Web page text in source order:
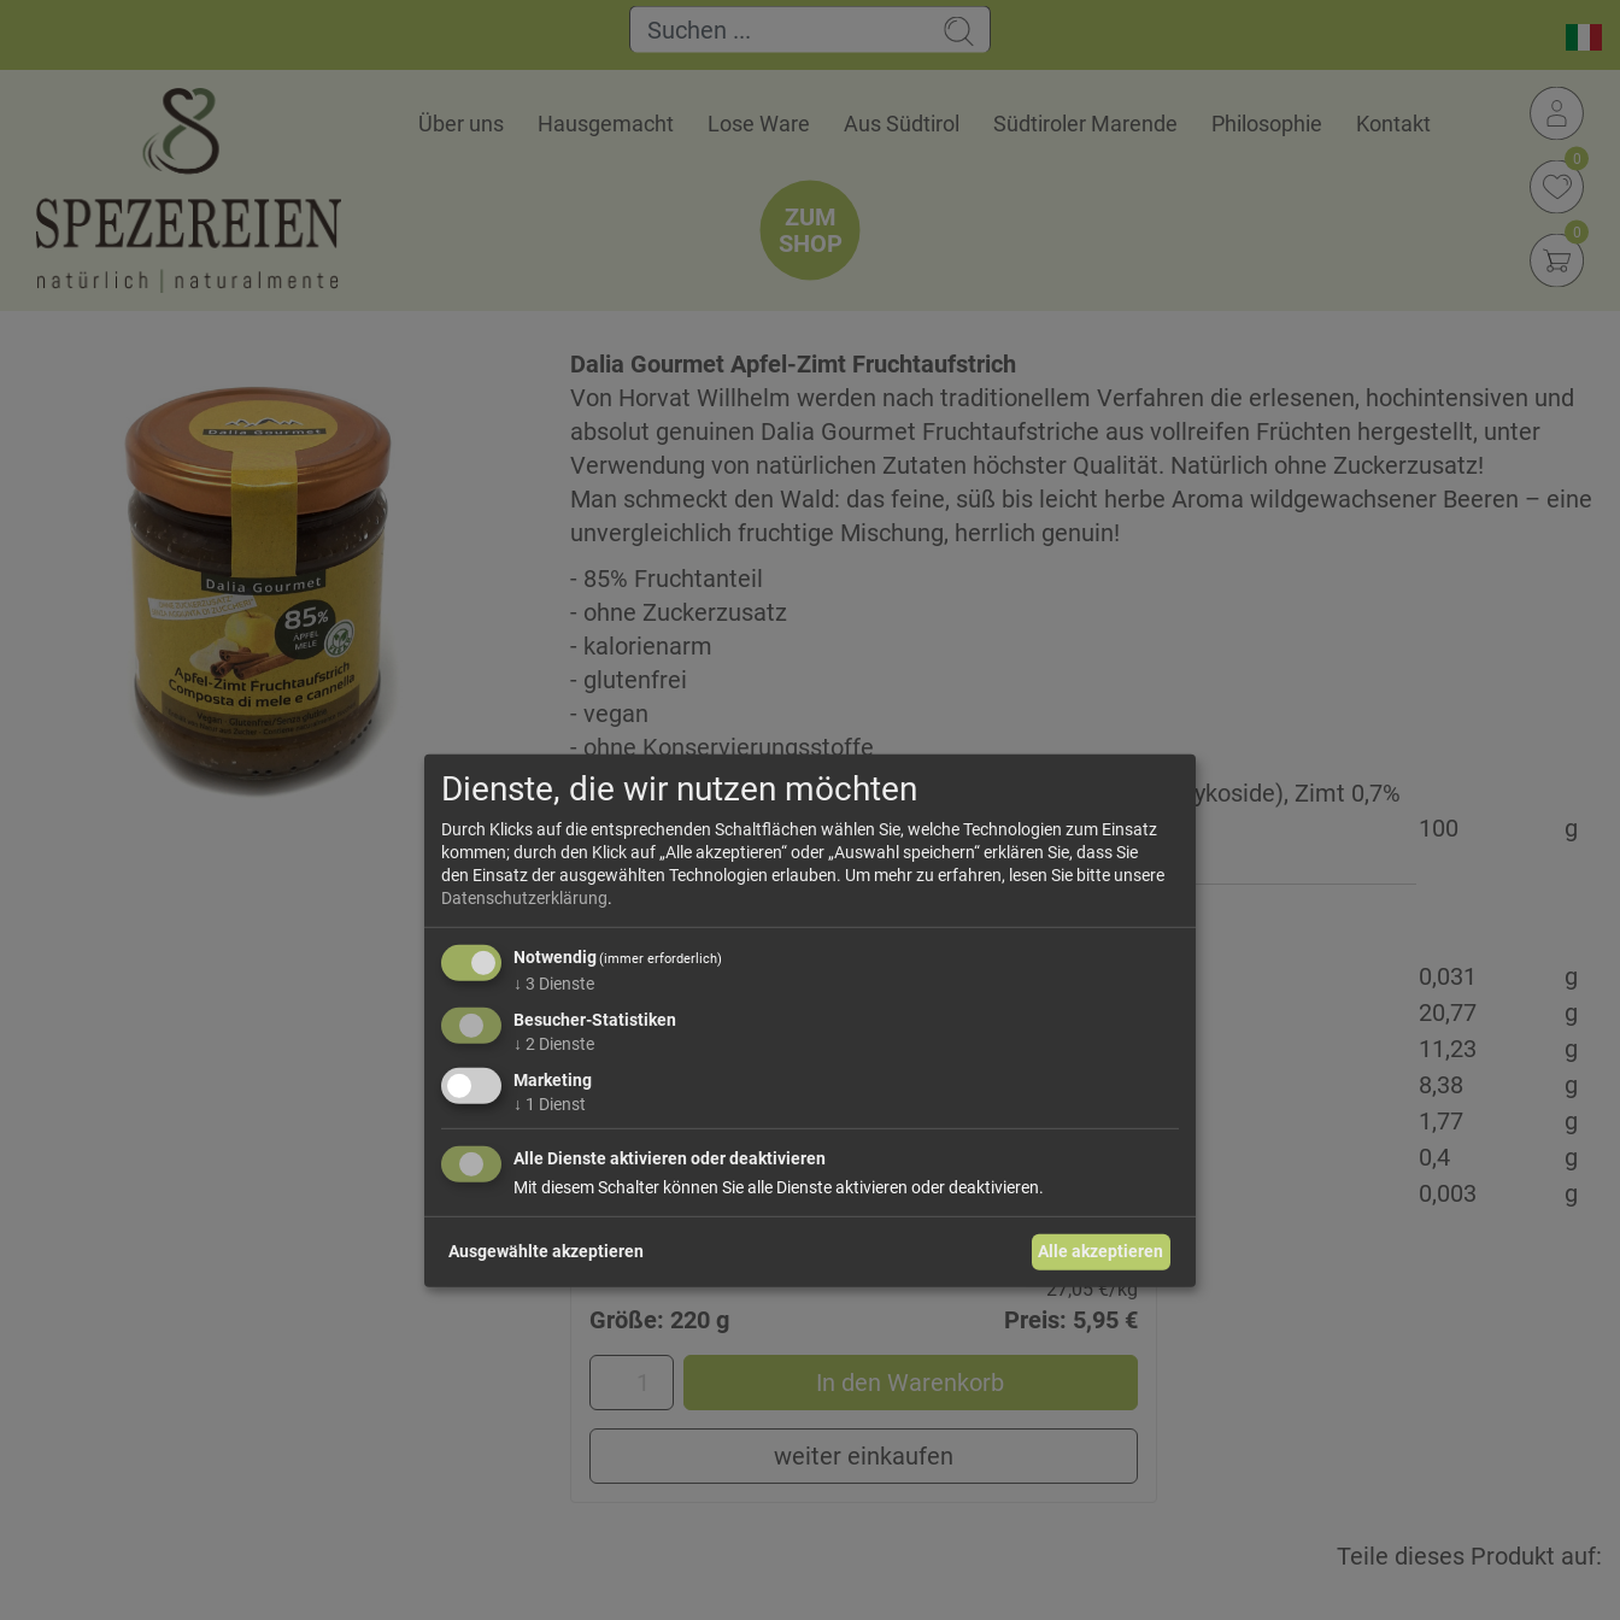
Über uns Hausgemacht Lose Ware Aus Südtirol Südtiroler Marende Philosophie Kontakt
0
0
ZUM
SHOP
Dalia Gourmet Apfel-Zimt Fruchtaufstrich
Von Horvat Willhelm werden nach traditionellem Verfahren die erlesenen, hochintensiven und
absolut genuinen Dalia Gourmet Fruchtaufstriche aus vollreifen Früchten hergestellt, unter
Verwendung von natürlichen Zutaten höchster Qualität. Natürlich ohne Zuckerzusatz!
Man schmeckt den Wald: das feine, süß bis leicht herbe Aroma wildgewachsener Beeren – eine
unvergleichlich fruchtige Mischung, herrlich genuin!
- 85% Fruchtanteil
- ohne Zuckerzusatz
- kalorienarm
- glutenfrei
- vegan
- ohne Konservierungsstoffe
Zutaten: Äpfel 85% (Italien), Süßstoffe (Erythritol, Steviolglykoside), Zimt 0,7%
Durchschnittliche Nährwerte auf
100 g
Fett
0,031
g
davon gesättigte Fettsäuren
20,77
g
Kohlenhydrate
11,23
g
davon Zucker
8,38
g
Ballaststoffe
1,77
g
Eiweiß
0,4
g
Salz
0,003 g
27,05 €/kg
Größe: 220 g Preis: 5,95 €
In den Warenkorb
weiter einkaufen
Teile dieses Produkt auf:
Dienste, die wir nutzen möchten
Durch Klicks auf die entsprechenden Schaltflächen wählen Sie, welche Technologien zum Einsatz
kommen; durch den Klick auf „Alle akzeptieren“ oder „Auswahl speichern“ erklären Sie, dass Sie
den Einsatz der ausgewählten Technologien erlauben. Um mehr zu erfahren, lesen Sie bitte unsere
Datenschutzerklärung.
Notwendig(immer erforderlich)
↓ 3 Dienste
Besucher-Statistiken
↓ 2 Dienste
Marketing
↓ 1 Dienst
Alle Dienste aktivieren oder deaktivieren
Mit diesem Schalter können Sie alle Dienste aktivieren oder deaktivieren.
Ausgewählte akzeptieren Alle akzeptieren